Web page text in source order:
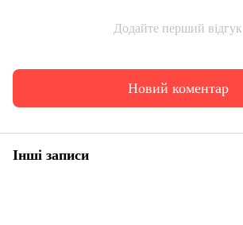
Додайте перший відгук
Новий коментар
Інші записи